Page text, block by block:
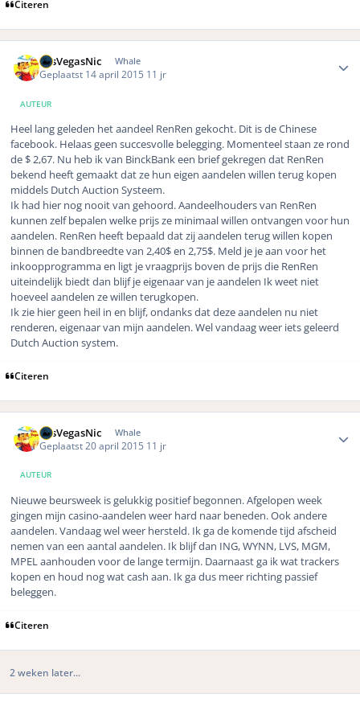
Citeren
LasVegasNic Whale
Geplaatst 14 april 2015 11 jr
AUTEUR
Heel lang geleden het aandeel RenRen gekocht. Dit is de Chinese
facebook. Helaas geen succesvolle belegging. Momenteel staan ze rond
de $ 2,67. Nu heb ik van BinckBank een brief gekregen dat RenRen
bekend heeft gemaakt dat ze hun eigen aandelen willen terug kopen
middels Dutch Auction Systeem.
Ik had hier nog nooit van gehoord. Aandeelhouders van RenRen
kunnen zelf bepalen welke prijs ze minimaal willen ontvangen voor hun
aandelen. RenRen heeft bepaald dat zij aandelen terug willen kopen
binnen de bandbreedte van 2,40$ en 2,75$. Meld je je aan voor het
inkoopprogramma en ligt je vraagprijs boven de prijs die RenRen
uiteindelijk biedt dan blijf je eigenaar van je aandelen Ik weet niet
hoeveel aandelen ze willen terugkopen.
Ik zie hier geen heil in en blijf, ondanks dat deze aandelen nu niet
renderen, eigenaar van mijn aandelen. Wel vandaag weer iets geleerd
Dutch Auction system.
Citeren
LasVegasNic Whale
Geplaatst20 april 2015 11 jr
AUTEUR
Nieuwe beursweek is gelukkig positief begonnen. Afgelopen week
gingen mijn casino-aandelen weer hard naar beneden. Ook andere
aandelen. Vandaag wel weer hersteld. Ik ga de komende tijd afscheid
nemen van een aantal aandelen. Ik blijf dan ING, WYNN, LVS, MGM,
MPEL aanhouden voor de lange termijn. Daarnaast ga ik wat trackers
kopen en houd nog wat cash aan. Ik ga dus meer richting passief
beleggen.
Citeren
2 weken later...